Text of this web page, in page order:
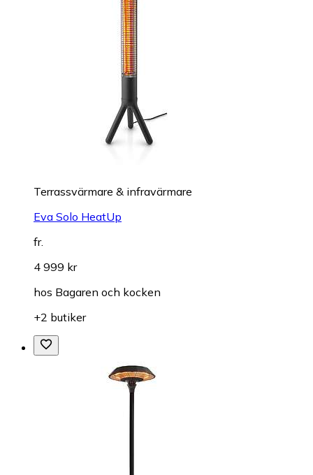
Terrassvärmare & infravärmare
Eva Solo HeatUp
fr.
4 999 kr
hos Bagaren och kocken
+2 butiker